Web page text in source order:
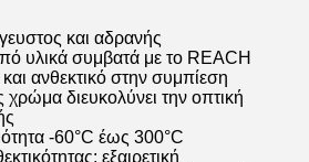
και αδρανής
υλικά συμβατά με το REACH
ανθεκτικό στην συμπίεση
χρώμα διευκολύνει την οπτική
-60°C έως 300°C
εξαιρετική